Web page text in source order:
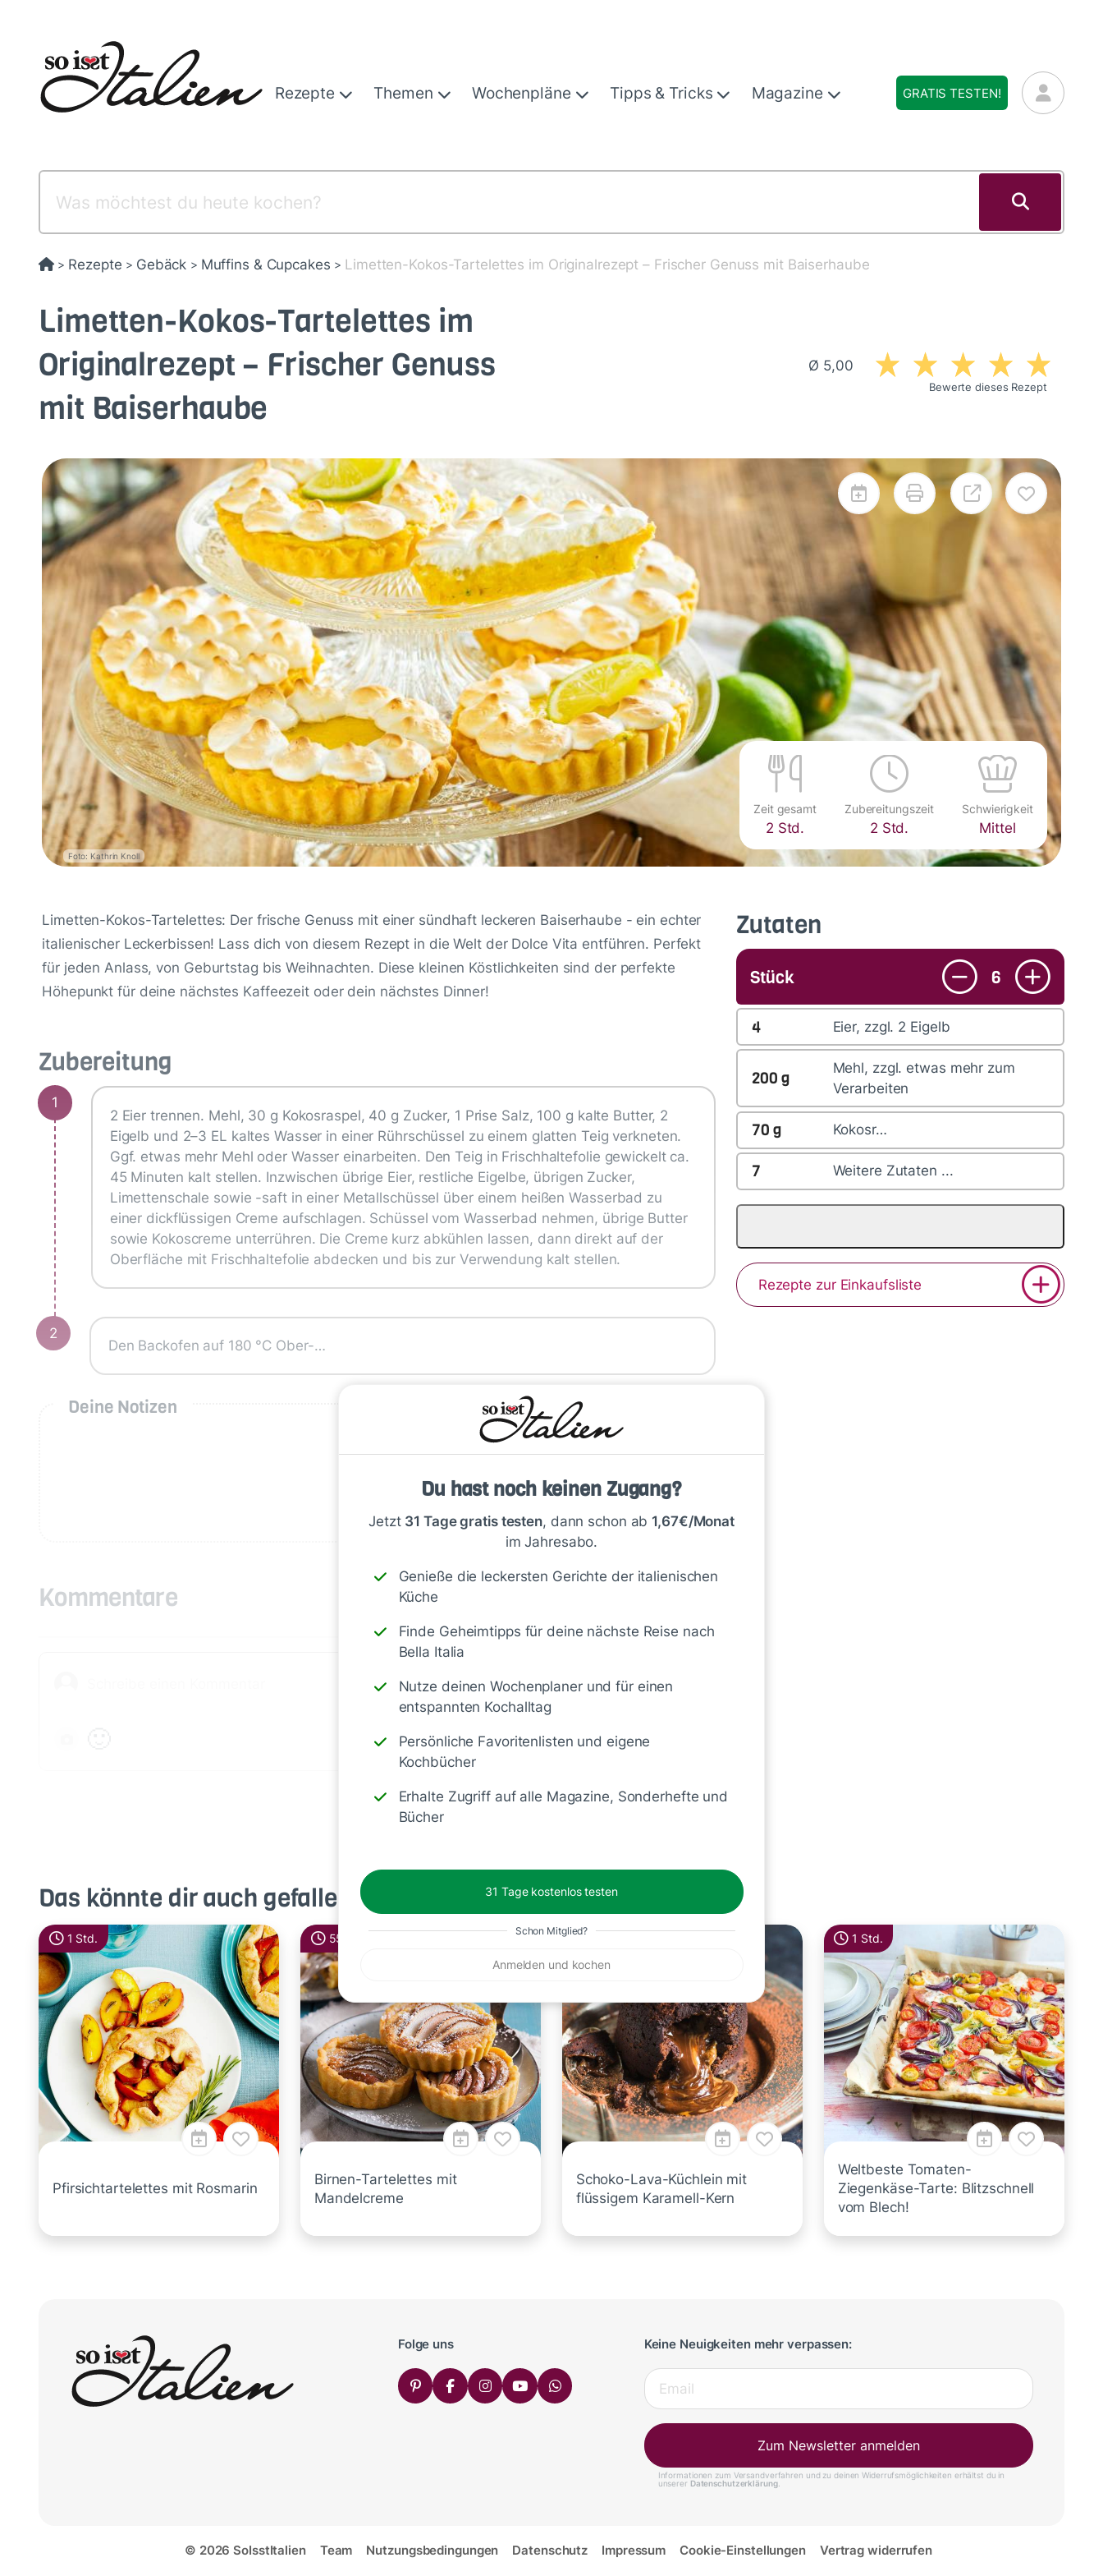
Rezepte Themen Wochenpläne Tipps & Tricks Magazine GRATIS TESTEN!
> Rezepte > Gebäck > Muffins & Cupcakes > Limetten-Kokos-Tartelettes im Originalrezept – Frischer Genuss mit Baiserhaube
Limetten-Kokos-Tartelettes im
Originalrezept – Frischer Genuss
mit Baiserhaube
Ø 5,00
Bewerte dieses Rezept
Foto: Kathrin Knoll
Zeit gesamt
2 Std.
Zubereitungszeit
2 Std.
Schwierigkeit
Mittel
Du hast noch keinen Zugang?
Jetzt 31 Tage gratis testen, dann schon ab 1,67€/Monat
im Jahresabo.
Genieße die leckersten Gerichte der italienischen
Küche
Finde Geheimtipps für deine nächste Reise nach
Bella Italia
Nutze deinen Wochenplaner und für einen
entspannten Kochalltag
Persönliche Favoritenlisten und eigene
Kochbücher
Erhalte Zugriff auf alle Magazine, Sonderhefte und
Bücher
31 Tage kostenlos testen
Schon Mitglied?
Anmelden und kochen
Limetten-Kokos-Tartelettes: Der frische Genuss mit einer sündhaft leckeren Baiserhaube - ein echter
italienischer Leckerbissen! Lass dich von diesem Rezept in die Welt der Dolce Vita entführen. Perfekt
für jeden Anlass, von Geburtstag bis Weihnachten. Diese kleinen Köstlichkeiten sind der perfekte
Höhepunkt für deine nächstes Kaffeezeit oder dein nächstes Dinner!
Zubereitung
1
2 Eier trennen. Mehl, 30 g Kokosraspel, 40 g Zucker, 1 Prise Salz, 100 g kalte Butter, 2
Eigelb und 2–3 EL kaltes Wasser in einer Rührschüssel zu einem glatten Teig verkneten.
Ggf. etwas mehr Mehl oder Wasser einarbeiten. Den Teig in Frischhaltefolie gewickelt ca.
45 Minuten kalt stellen. Inzwischen übrige Eier, restliche Eigelbe, übrigen Zucker,
Limettenschale sowie -saft in einer Metallschüssel über einem heißen Wasserbad zu
einer dickflüssigen Creme aufschlagen. Schüssel vom Wasserbad nehmen, übrige Butter
sowie Kokoscreme unterrühren. Die Creme kurz abkühlen lassen, dann direkt auf der
Oberfläche mit Frischhaltefolie abdecken und bis zur Verwendung kalt stellen.
2
Den Backofen auf 180 °C Ober-…
Deine Notizen
Kommentare
1500 Speichern
Zutaten
Stück 6
4 Eier, zzgl. 2 Eigelb
200 g
Mehl, zzgl. etwas mehr zum
Verarbeiten
70 g Kokosr…
7 Weitere Zutaten ...
Rezepte zur Einkaufsliste
Das könnte dir auch gefallen
1 Std.
Pfirsichtartelettes mit Rosmarin
55 Min.
Birnen-Tartelettes mit
Mandelcreme
Schoko-Lava-Küchlein mit
flüssigem Karamell-Kern
1 Std.
Weltbeste Tomaten-
Ziegenkäse-Tarte: Blitzschnell
vom Blech!
Folge uns Keine Neuigkeiten mehr verpassen:
Zum Newsletter anmelden
Informationen zum Versandverfahren und zu deinen Widerrufsmöglichkeiten erhältst du in
unserer Datenschutzerklärung.
© 2026 SoIsstItalien Team Nutzungsbedingungen Datenschutz Impressum Cookie-Einstellungen Vertrag widerrufen